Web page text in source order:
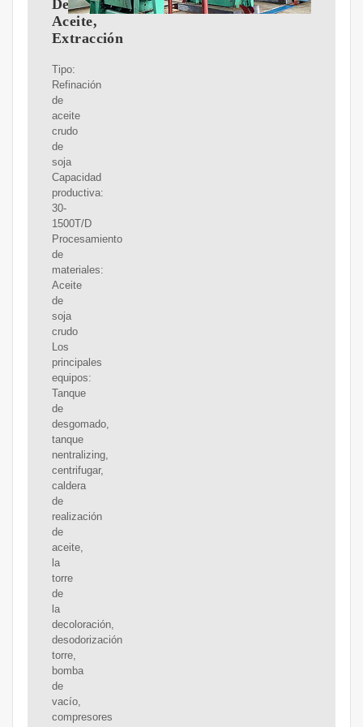
De
Aceite,
Extracción
Tipo:
Refinación
de
aceite
crudo
de
soja
Capacidad
productiva:
30-
1500T/D
Procesamiento
de
materiales:
Aceite
de
soja
crudo
Los
principales
equipos:
Tanque
de
desgomado,
tanque
nentralizing,
centrifugar,
caldera
de
realización
de
aceite,
la
torre
de
la
decoloración,
desodorización
torre,
bomba
de
vacío,
compresores